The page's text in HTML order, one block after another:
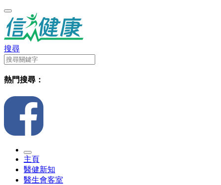
搜尋
熱門搜尋：
主頁
醫健新知
醫生會客室